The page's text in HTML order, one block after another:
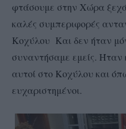
φτάσουμε στην Χώρα
καλές συμπεριφορές
Κοχύλου Και δεν ήταν
συναντήσαμε εμείς. Ήταν
αυτοί στο Κοχύλου και
ευχαριστημένοι.